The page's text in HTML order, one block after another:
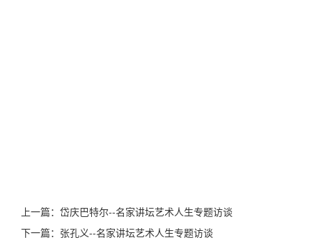
上一篇： 岱庆巴特尔--名家讲坛艺术人生专题访谈
下一篇： 张孔义--名家讲坛艺术人生专题访谈